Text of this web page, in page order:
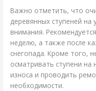
Важно отметить, что
деревянных ступеней на
внимания.
неделю, а также после
снегопада. Кроме того,
осматривать ступени
износа и проводить
необходимости.